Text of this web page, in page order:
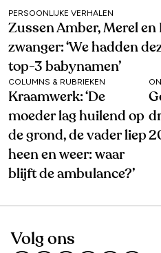
PERSOONLIJKE VERHALEN
Zussen Amber, Merel
zwanger: ‘We hadden
top-3 babynamen’
COLUMNS & RUBRIEKEN
Kraamwerk: ‘De
moeder lag huilend op
de grond, de vader liep
heen en weer: waar
blijft de ambulance?’
Volg ons